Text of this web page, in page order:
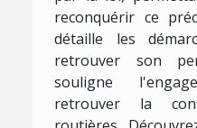
reconquérir ce
détaille les
retrouver son
souligne
retrouver la